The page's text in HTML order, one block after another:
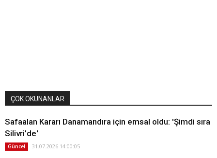
ÇOK OKUNANLAR
Safaalan Kararı Danamandıra için emsal oldu: 'Şimdi sıra
Silivri'de'
Güncel 31.07.2026 14:00:05